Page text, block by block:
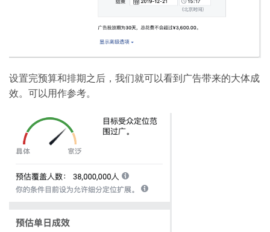
设置完预算和排期之后，我们就可以看到广告带来的大体成
效。可以用作参考。